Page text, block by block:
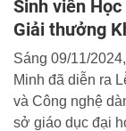
Sinh viên
Giải thưởng
Sáng 09/11/
Minh đã diễn ra
và Công nghệ
sở giáo dục đại